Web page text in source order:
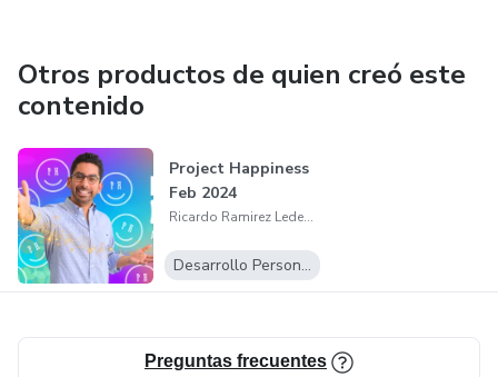
Otros productos de quien creó este
contenido
Project Happiness
Feb 2024
Ricardo Ramirez Ledesma
Desarrollo Personal
Preguntas frecuentes